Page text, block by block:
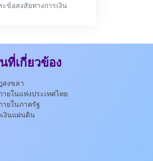
ข้อสงสัยทางการเงิน
ที่เกี่ยวข้อง
สงขลา
ยในแห่งประเทศไทย
ยในภาครัฐ
งินแผ่นดิน